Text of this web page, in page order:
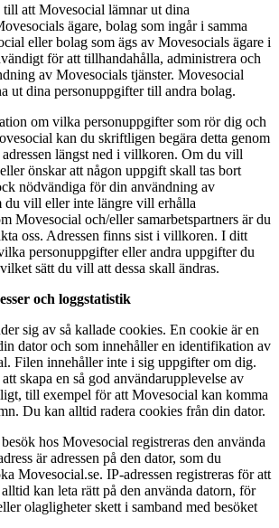
att Movesocial lämnar ut dina
ägare, bolag som ingår i samma
eller bolag som ägs av Movesocials ägare i
för att tillhandahålla, administrera och
av Movesocials tjänster. Movesocial
ut dina personuppgifter till andra bolag.
om vilka personuppgifter som rör dig och
kan du skriftligen begära detta genom
längst ned i villkoren. Om du vill
önskar att någon uppgift skall tas bort
nödvändiga för din användning av
du vill eller inte längre vill erhålla
Movesocial och/eller samarbetspartners är du
oss. Adressen finns sist i villkoren. I ditt
personuppgifter eller andra uppgifter du
sätt du vill att dessa skall ändras.
och loggstatistik
sig av så kallade cookies. En cookie är en
dator och som innehåller en identifikation av
Filen innehåller inte i sig uppgifter om dig.
skapa en så god användarupplevelse av
till exempel för att Movesocial kan komma
Du kan alltid radera cookies från din dator.
hos Movesocial registreras den använda
är adressen på den dator, som du
Movesocial.se. IP-adressen registreras för att
kan leta rätt på den använda datorn, för
olagligheter skett i samband med besöket